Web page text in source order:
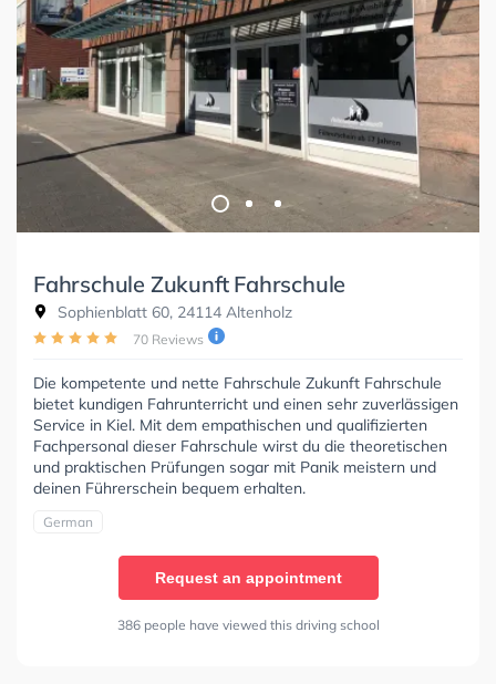
Fahrschule Zukunft Fahrschule
Sophienblatt 60, 24114 Altenholz
70 Reviews
Die kompetente und nette Fahrschule Zukunft Fahrschule
bietet kundigen Fahrunterricht und einen sehr zuverlässigen
Service in Kiel. Mit dem empathischen und qualifizierten
Fachpersonal dieser Fahrschule wirst du die theoretischen
und praktischen Prüfungen sogar mit Panik meistern und
deinen Führerschein bequem erhalten.
German
Request an appointment
386 people have viewed this driving school